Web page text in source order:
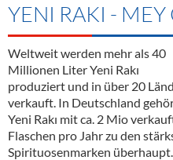
Unser Liefergebiet
Unser Team
Kontakt
Angebote Gastronomie
Gastronomie
Großhandel
Innovation - Die Neue Art
"DroughtMaster"
Neuigkeiten
Termine
MARKEN & PRODUKTE
Weine & Schaumwein
Sirup
Spirituosen
Bier
DIENSTLEISTUNGEN
Kommisionskauf &
Fremddienstleistungen
YENI RAKI -
Weltweit werden mehr als 40
Millionen Liter Yeni Rakı
produziert und in über 20
verkauft. In Deutschland
Yeni Rakı mit ca. 2 Mio
Flaschen pro Jahr zu den
Spirituosenmarken